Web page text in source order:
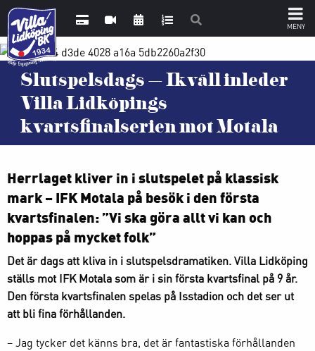
Slutspelsdags – Ikväll inleder
Villa Lidköpings
kvartsfinalserien mot Motala
Herrlaget kliver in i slutspelet på klassisk
mark – IFK Motala på besök i den första
kvartsfinalen: ”Vi ska göra allt vi kan och
hoppas på mycket folk”
Det är dags att kliva in i slutspelsdramatiken. Villa Lidköping
ställs mot IFK Motala som är i sin första kvartsfinal på 9 år.
Den första kvartsfinalen spelas på Isstadion och det ser ut
att bli fina förhållanden.
– Jag tycker det känns bra, det är fantastiska förhållanden